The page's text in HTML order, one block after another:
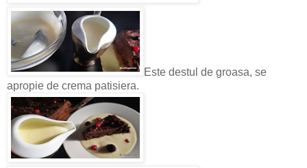
Este destul de groasa, se
apropie de crema patisiera.